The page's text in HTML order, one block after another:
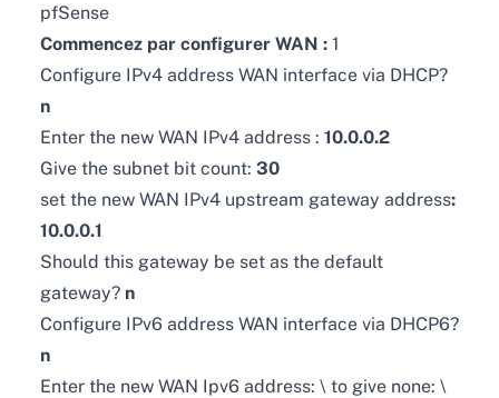
pfSense
Commencez par configurer WAN : 1
Configure IPv4 address WAN interface via DHCP?
n
Enter the new WAN IPv4 address : 10.0.0.2
Give the subnet bit count: 30
set the new WAN IPv4 upstream gateway address:
10.0.0.1
Should this gateway be set as the default
gateway? n
Configure IPv6 address WAN interface via DHCP6?
n
Enter the new WAN Ipv6 address: \ to give none: \